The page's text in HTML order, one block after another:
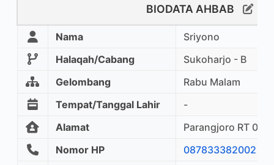
BIODATA AHBAB
Nama
Sriyono
Halaqah/Cabang
Sukoharjo - B
Gelombang
Rabu Malam
Tempat/Tanggal Lahir
-
Alamat
Parangjoro RT 02/
Nomor HP
087833382002